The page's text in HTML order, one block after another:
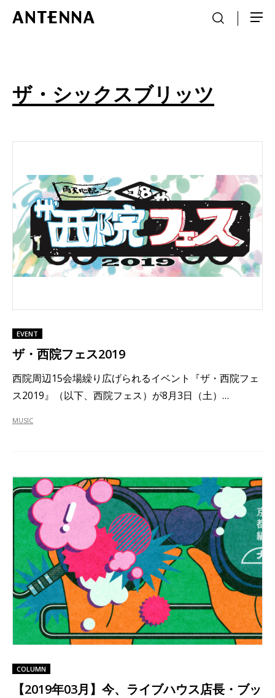
ザ・シックスブリッツ
EVENT
ザ・西院フェス2019
西院周辺15会場繰り広げられるイベント『ザ・西院フェ
ス2019』（以下、西院フェス）が8月3日（土）…
MUSIC
COLUMN
【2019年03月】今、ライブハウス店長・ブッ